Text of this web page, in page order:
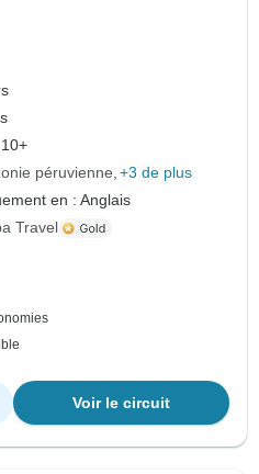
péruvienne +3 de plus
en : Anglais
Travel
Voir le circuit